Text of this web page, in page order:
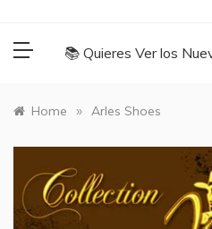
📚 Quieres Ver los
Home » Arles Shoes